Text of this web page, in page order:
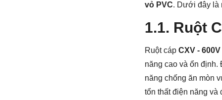
vỏ PVC. Dưới đây là
1.1. Ruột
Ruột cáp CXV - 600V
năng cao và ổn
năng chống ăn mòn
tổn thất điện năng và